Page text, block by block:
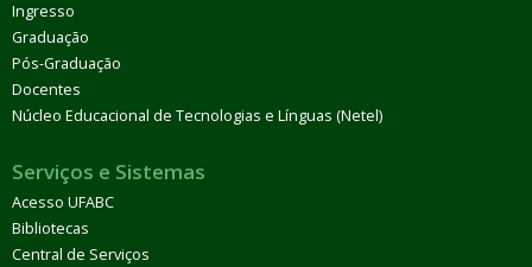
Ingresso
Graduação
Pós-Graduação
Docentes
Núcleo Educacional de Tecnologias e Línguas (Netel)
Serviços e Sistemas
Acesso UFABC
Bibliotecas
Central de Serviços